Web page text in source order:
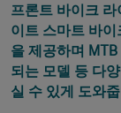
프론트 바이크
이트 스마트 바
을 제공하며
되는 모델 등 다
실 수 있게 도와